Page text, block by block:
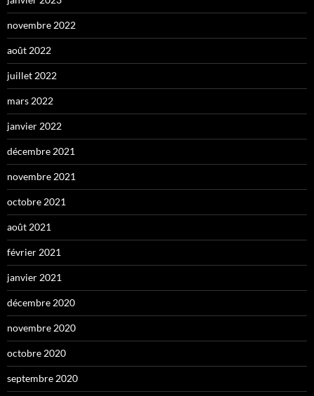
novembre 2022
août 2022
juillet 2022
mars 2022
janvier 2022
décembre 2021
novembre 2021
octobre 2021
août 2021
février 2021
janvier 2021
décembre 2020
novembre 2020
octobre 2020
septembre 2020